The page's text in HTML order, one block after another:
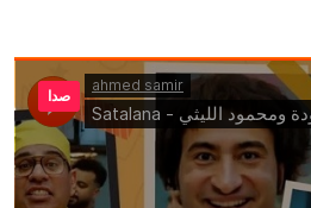
صدا